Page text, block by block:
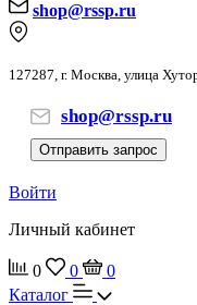
shop@rssp.ru
127287, г. Москва, улица
shop@rssp.ru
Отправить запрос
Войти
Личный кабинет
0 0
0
Каталог